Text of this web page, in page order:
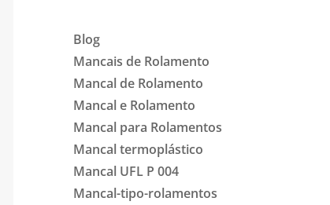
Blog
Mancais de Rolamento
Mancal de Rolamento
Mancal e Rolamento
Mancal para Rolamentos
Mancal termoplástico
Mancal UFL P 004
Mancal-tipo-rolamentos